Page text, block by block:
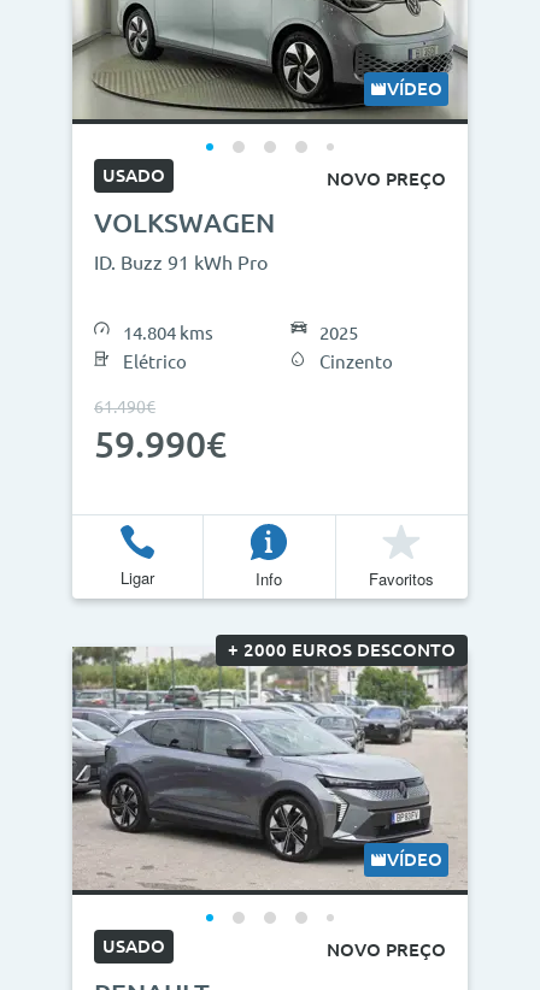
VÍDEO
USADO NOVO PREÇO
VOLKSWAGEN
ID. Buzz 91 kWh Pro
14.804 kms
Elétrico
2025
Cinzento
61.490€
59.990€
Ligar Info Favoritos
+ 2000 EUROS DESCONTO
VÍDEO
USADO NOVO PREÇO